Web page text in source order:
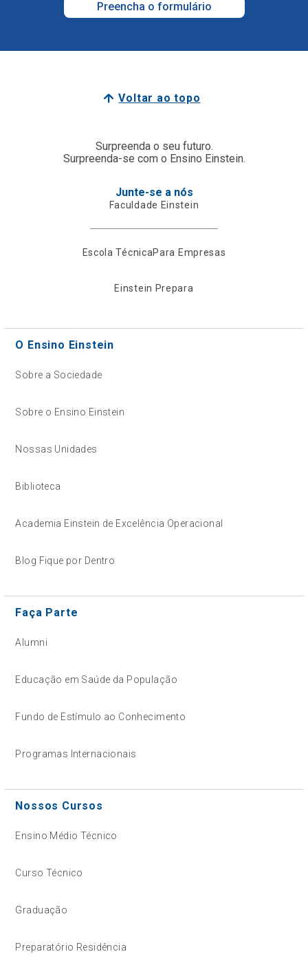
Preencha o formulário
Voltar ao topo
Surpreenda o seu futuro.
Surpreenda-se com o Ensino Einstein.
Junte-se a nós
Faculdade Einstein
Escola TécnicaPara Empresas
Einstein Prepara
O Ensino Einstein
Sobre a Sociedade
Sobre o Ensino Einstein
Nossas Unidades
Biblioteca
Academia Einstein de Excelência Operacional
Blog Fique por Dentro
Faça Parte
Alumni
Educação em Saúde da População
Fundo de Estímulo ao Conhecimento
Programas Internacionais
Nossos Cursos
Ensino Médio Técnico
Curso Técnico
Graduação
Preparatório Residência